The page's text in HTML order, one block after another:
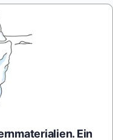
Ein